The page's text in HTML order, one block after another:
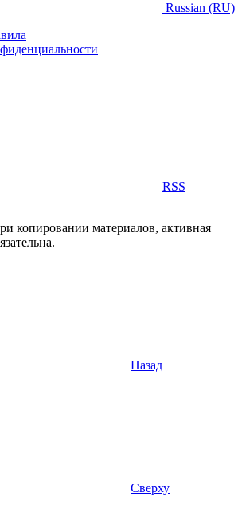
Russian (RU)
RSS
копировании материалов, активная
Назад
Сверху